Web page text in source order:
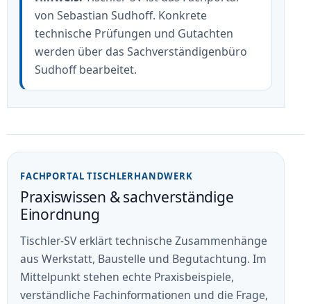
von Sebastian Sudhoff. Konkrete
technische Prüfungen und Gutachten
werden über das Sachverständigenbüro
Sudhoff bearbeitet.
FACHPORTAL TISCHLERHANDWERK
Praxiswissen & sachverständige
Einordnung
Tischler-SV erklärt technische Zusammenhänge
aus Werkstatt, Baustelle und Begutachtung. Im
Mittelpunkt stehen echte Praxisbeispiele,
verständliche Fachinformationen und die Frage,